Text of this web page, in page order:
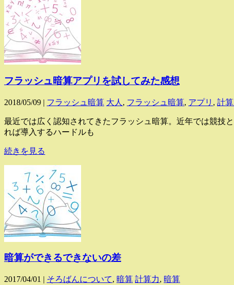
フラッシュ暗算アプリを試してみた感想
2018/05/09 | フラッシュ暗算 大人 , フラッシュ暗算, アプリ , 計
最近では広く認知されてきたフラッシュ暗算。近年では競技
れば導入するハードルも
続きを見る
暗算ができるできないの差
2017/04/01 | そろばんについて, 暗算 計算力, 暗算